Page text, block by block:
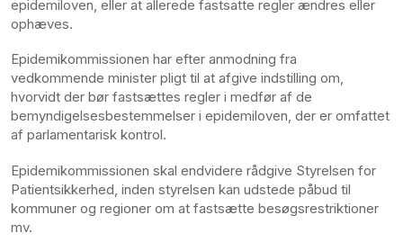
epidemiloven, eller at allerede fastsatte regler ændres eller
ophæves.
Epidemikommissionen har efter anmodning fra
vedkommende minister pligt til at afgive indstilling om,
hvorvidt der bør fastsættes regler i medfør af de
bemyndigelsesbestemmelser i epidemiloven, der er omfattet
af parlamentarisk kontrol.
Epidemikommissionen skal endvidere rådgive Styrelsen for
Patientsikkerhed, inden styrelsen kan udstede påbud til
kommuner og regioner om at fastsætte besøgsrestriktioner
mv.